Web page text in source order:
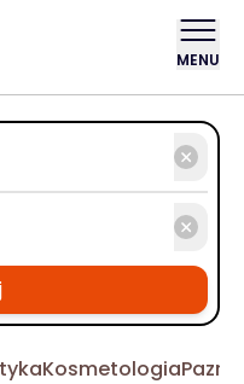
MENU
Kosmetologia